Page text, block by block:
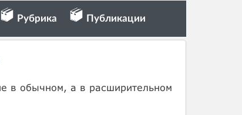
Рубрика Публикации
в обычном, а в расширительном